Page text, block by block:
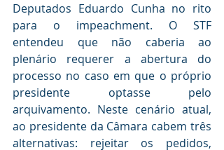
Deputados Eduardo Cunha no rito
para o impeachment. O STF
entendeu que não caberia ao
plenário requerer a abertura do
processo no caso em que o próprio
presidente optasse pelo
arquivamento. Neste cenário atual,
ao presidente da Câmara cabem três
alternativas: rejeitar os pedidos,